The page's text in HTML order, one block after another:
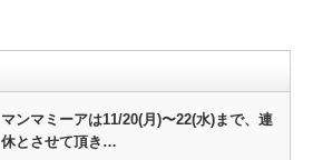
マンマミーアは11/20(月)〜22(水)まで、連
休とさせて頂き…